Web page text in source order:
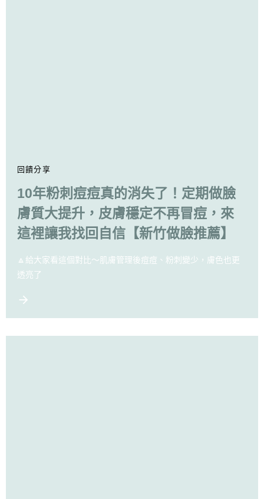
回饋分享
10年粉刺痘痘真的消失了！定期做臉
膚質大提升，皮膚穩定不再冒痘，來
這裡讓我找回自信【新竹做臉推薦】
🔼給大家看這個對比～肌膚管理後痘痘、粉刺變少，膚色也更
透亮了